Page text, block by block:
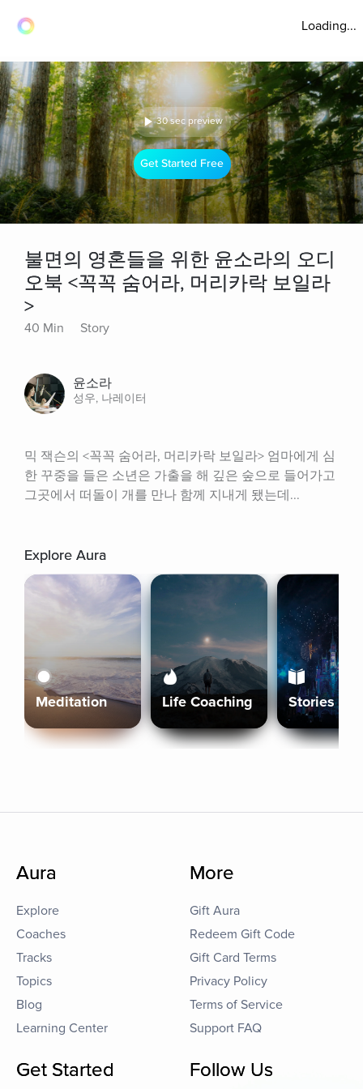
Loading...
30 sec preview
Get Started Free
불면의 영혼들을 위한 윤소라의 오디
오북 <꼭꼭 숨어라, 머리카락 보일라
>
40 Min Story
윤소라
성우, 나레이터
믹 잭슨의 <꼭꼭 숨어라, 머리카락 보일라> 엄마에게 심
한 꾸중을 들은 소년은 가출을 해 깊은 숲으로 들어가고
그곳에서 떠돌이 개를 만나 함께 지내게 됐는데...
Explore Aura
Meditation Life Coaching Stories
Aura
Explore
Coaches
Tracks
Topics
Blog
Learning Center
More
Gift Aura
Redeem Gift Code
Gift Card Terms
Privacy Policy
Terms of Service
Support FAQ
Get Started Follow Us